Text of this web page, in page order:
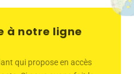
à notre ligne
qui propose en accès